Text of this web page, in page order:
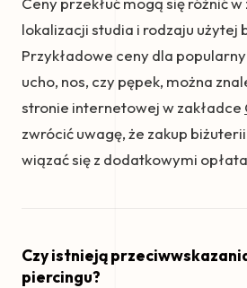
lokalizacji studia i rodzaju użytej
Przykładowe ceny dla
ucho, nos, czy pępek, można
stronie internetowej w zakładce
zwrócić uwagę, że zakup
wiązać się z dodatkowymi
Czy istnieją
piercingu?